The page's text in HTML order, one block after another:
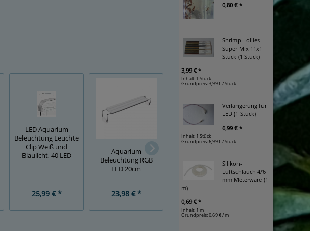
LED Aquarium
Beleuchtung Leuchte
Clip Weiß und
Blaulicht, 40 LED
25,99 € *
Aquarium
Beleuchtung RGB
LED 20cm
23,98 € *
verstellbarem Clip
Meanwell (1
ab19,99 € *
Grundpreis:19,99 € /
0,80 € *
Shrimp-Lollies
Super Mix 11x1
Stück (1 Stück)
3,99 € *
Inhalt: 1 Stück
Grundpreis:3,99 € / Stück
Verlängerung für
LED (1 Stück)
6,99 € *
Inhalt: 1 Stück
Grundpreis:6,99 € / Stück
Silikon-
Luftschlauch 4/6
mm Meterware (1
m)
0,69 € *
Inhalt: 1 m
Grundpreis:0,69 € / m